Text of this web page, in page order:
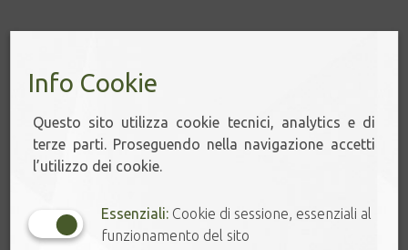
NOTE AROMATICHE
Info Cookie
Questo sito utilizza cookie tecnici, analytics e di
terze parti. Proseguendo nella navigazione accetti
l’utilizzo dei cookie.
Essenziali: Cookie di sessione, essenziali al
funzionamento del sito